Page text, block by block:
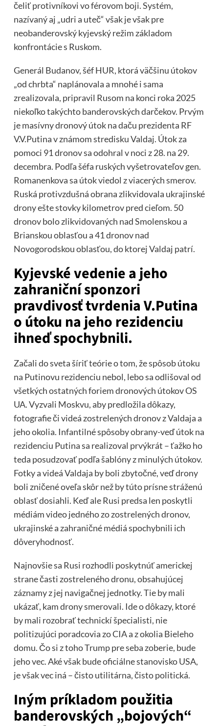
čeliť protivníkovi vo férovom boji. Systém,
nazívaný aj „udri a uteč“ však je však pre
neobanderovský kyjevský režim základom
konfrontácie s Ruskom.
Generál Budanov, šéf HUR, ktorá väčšinu útokov
„od chrbta“ naplánovala a mnohé i sama
zrealizovala, pripravil Rusom na konci roka 2025
niekoľko takýchto banderovských darčekov. Prvým
je masívny dronový útok na daču prezidenta RF
V.V.Putina v známom stredisku Valdaj. Útok za
pomoci 91 dronov sa odohral v noci z 28. na 29.
decembra. Podľa šéfa ruských vyšetrovateľov gen.
Romanenkova sa útok viedol z viacerých smerov.
Ruská protivzdušná obrana zlikvidovala ukrajinské
drony ešte stovky kilometrov pred cieľom. 50
dronov bolo zlikvidovaných nad Smolenskou a
Brianskou oblasťou a 41 dronov nad
Novogorodskou oblasťou, do ktorej Valdaj patrí.
Kyjevské vedenie a jeho
zahraniční sponzori
pravdivosť tvrdenia V.Putina
o útoku na jeho rezidenciu
ihneď spochybnili.
Začali do sveta šíriť teórie o tom, že spôsob útoku
na Putinovu rezidenciu nebol, lebo sa odlišoval od
všetkých ostatných foriem dronových útokov OS
UA. Vyzvali Moskvu, aby predložila dôkazy,
fotografie či videá zostrelených dronov z Valdaja a
jeho okolia. Infantilné spôsoby obrany-veď útok na
rezidenciu Putina sa realizoval prvýkrát – ťažko ho
teda posudzovať podľa šablóny z minulých útokov.
Fotky a videá Valdaja by boli zbytočné, veď drony
boli zničené oveľa skôr než by túto prísne stráženú
oblasť dosiahli. Keď ale Rusi predsa len poskytli
médiám video jedného zo zostrelených dronov,
ukrajinské a zahraničné médiá spochybnili ich
dôveryhodnosť.
Najnovšie sa Rusi rozhodli poskytnúť americkej
strane časti zostreleného dronu, obsahujúcej
záznamy z jej navigačnej jednotky. Tie by mali
ukázať, kam drony smerovali. Ide o dôkazy, ktoré
by mali rozobrať technickí špecialisti, nie
politizujúci poradcovia zo CIA a z okolia Bieleho
domu. Čo si z toho Trump pre seba zoberie, bude
jeho vec. Aké však bude oficiálne stanovisko USA,
je však vec iná – čisto utilitárna, čisto politická.
Iným príkladom použitia
banderovských „bojových“